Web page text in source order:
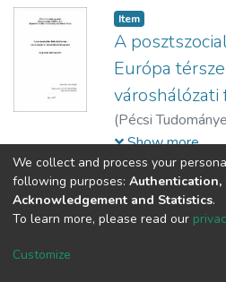
Item
A
Európa
városhálózati
(Pécsi
Szilárd
Show more
Cookie
We collect and process your
following purposes: Authentication,
Acknowledgement and Statistics.
To learn more, please read our
Customize